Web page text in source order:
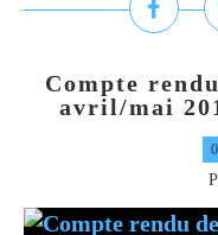
Compte
avril/mai